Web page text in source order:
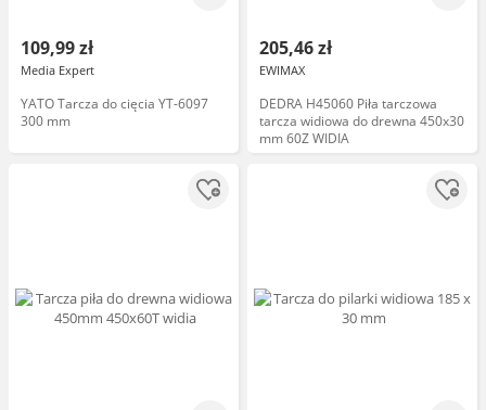
109,99 zł
Media Expert
YATO Tarcza do cięcia YT-6097
300 mm
205,46 zł
EWIMAX
DEDRA H45060 Piła tarczowa
tarcza widiowa do drewna 450x30
mm 60Z WIDIA